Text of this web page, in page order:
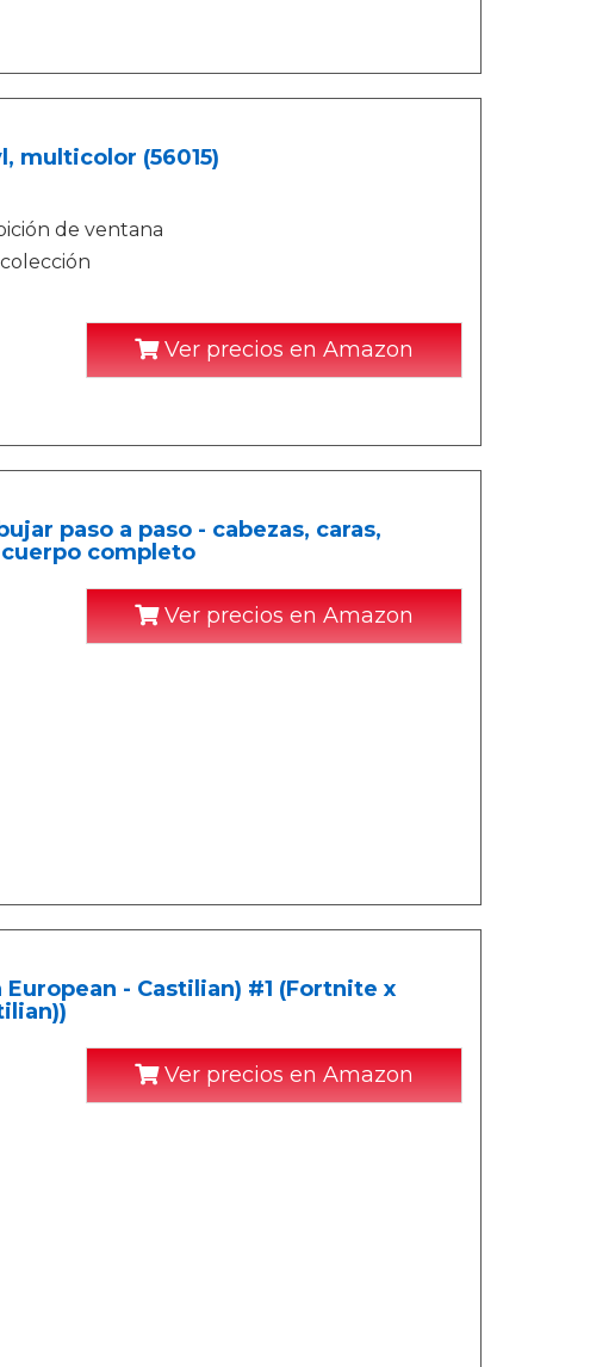
multicolor (56015)
de ventana
Ver precios en Amazon
paso a paso - cabezas, caras,
completo
Ver precios en Amazon
- Castilian) #1 (Fortnite x
Ver precios en Amazon